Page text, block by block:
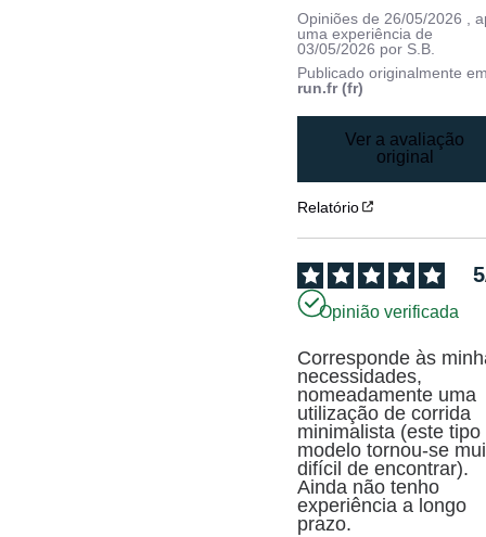
Opiniões de 26/05/2026
,
uma experiência de
03/05/2026 por S.B.
Publicado originalmente
run.fr (fr)
Ver a avaliação
original
Relatório
5
Opinião verificada
Corresponde às
necessidades,
nomeadamente uma
utilização de corrida
minimalista (este tipo
modelo tornou-se
difícil de encontrar).
Ainda não tenho
experiência a longo
prazo.